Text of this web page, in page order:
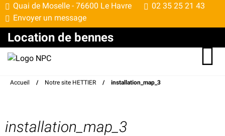
Quai de Moselle - 76600 Le Havre
02 35 25 21 43
Envoyer un message
Location de bennes
Accueil / Notre site HETTIER / installation_map_3
installation_map_3